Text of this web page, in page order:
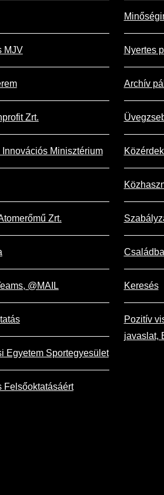
MJV
Zrt.
Innovációs Minisztérium
Zrt.
@MAIL
Egyetem Sportegyesület
Felsőoktatásáért
Nyertes
Archív
Keresés
Pozitív
javaslat,